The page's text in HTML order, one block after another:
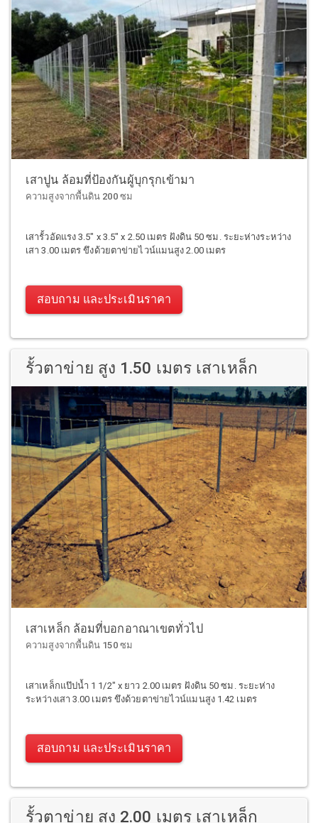
เสาปูน ล้อมที่ป้องกันผู้บุกรุกเข้ามา
ความสูงจากพื้นดิน 200 ซม
เสารั้วอัดแรง 3.5" x 3.5" x 2.50 เมตร ฝังดิน 50 ซม. ระยะห่างระหว่าง
เสา 3.00 เมตร ขึงด้วยตาข่ายไวน์แมนสูง 2.00 เมตร
สอบถาม และประเมินราคา
รั้วตาข่าย สูง 1.50 เมตร เสาเหล็ก
เสาเหล็ก ล้อมที่บอกอาณาเขตทั่วไป
ความสูงจากพื้นดิน 150 ซม
เสาเหล็กแป๊ปน้ำ 1 1/2" x ยาว 2.00 เมตร ฝังดิน 50 ซม. ระยะห่าง
ระหว่างเสา 3.00 เมตร ขึงด้วยตาข่ายไวน์แมนสูง 1.42 เมตร
สอบถาม และประเมินราคา
รั้วตาข่าย สูง 2.00 เมตร เสาเหล็ก